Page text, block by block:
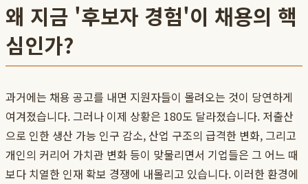
왜 지금 '후보자 경험'이 채용의 핵
심인가?
과거에는 채용 공고를 내면 지원자들이 몰려오는 것이 당연하게
여겨졌습니다. 그러나 이제 상황은 180도 달라졌습니다. 저출산
으로 인한 생산 가능 인구 감소, 산업 구조의 급격한 변화, 그리고
개인의 커리어 가치관 변화 등이 맞물리면서 기업들은 그 어느 때
보다 치열한 인재 확보 경쟁에 내몰리고 있습니다. 이러한 환경에